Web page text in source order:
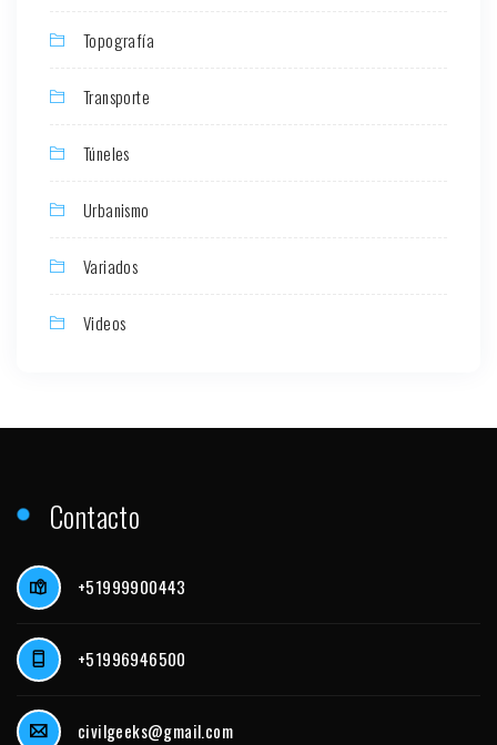
Topografía
Transporte
Túneles
Urbanismo
Variados
Videos
Contacto
+51999900443
+51996946500
civilgeeks@gmail.com